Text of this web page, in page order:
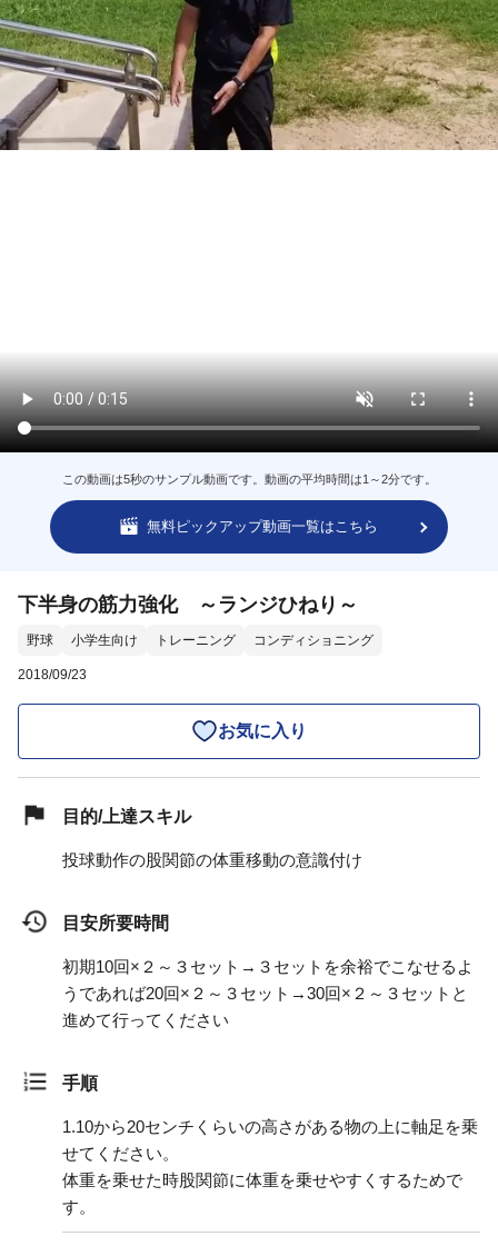
この動画は5秒のサンプル動画です。動画の平均時間は1～2分です。
無料ピックアップ動画一覧はこちら
下半身の筋力強化 ～ランジひねり～
野球 小学生向け トレーニング コンディショニング
2018/09/23
お気に入り
目的/上達スキル
投球動作の股関節の体重移動の意識付け
目安所要時間
初期10回×２～３セット→３セットを余裕でこなせるよ
うであれば20回×２～３セット→30回×２～３セットと
進めて行ってください
手順
1.10から20センチくらいの高さがある物の上に軸足を乗
せてください。
体重を乗せた時股関節に体重を乗せやすくするためで
す。